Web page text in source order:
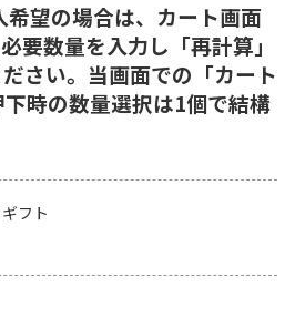
望の場合は、カート画面
要数量を入力し「再計算」
さい。当画面での「カート
時の数量選択は1個で結構
フト